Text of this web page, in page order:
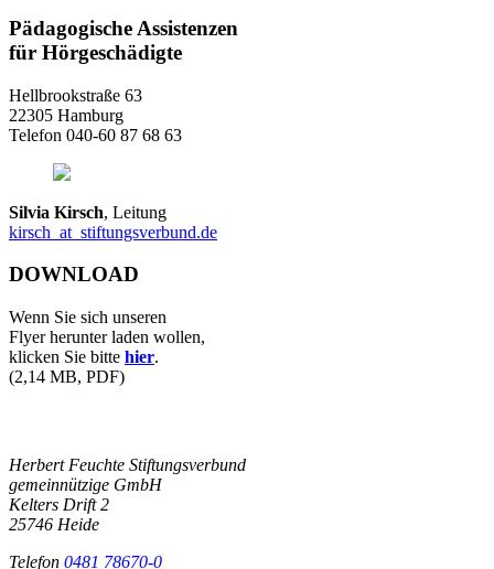
Pädagogische Assistenzen
für Hörgeschädigte
Hellbrookstraße 63
22305 Hamburg
Telefon 040-60 87 68 63
Silvia Kirsch, Leitung
kirsch _at_ stiftungsverbund.de
DOWNLOAD
Wenn Sie sich unseren
Flyer herunter laden wollen,
klicken Sie bitte hier.
(2,14 MB, PDF)
Herbert Feuchte Stiftungsverbund
gemeinnützige GmbH
Kelters Drift 2
25746 Heide
Telefon 0481 78670-0